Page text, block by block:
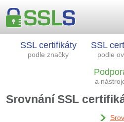
SSL certifikáty
podle značky
SSL
podle
a
Srovnání SSL